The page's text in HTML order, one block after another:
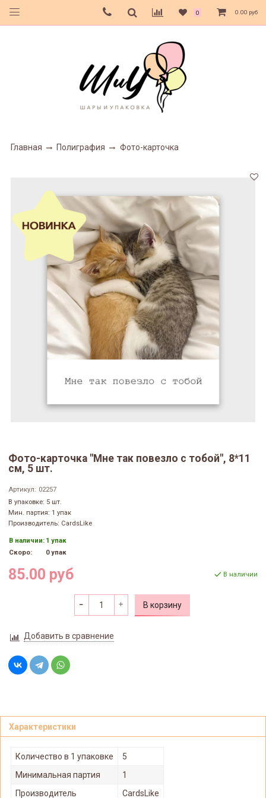
0 0.00 руб
Главная Полиграфия Фото-карточка
Фото-карточка "Мне так повезло с тобой", 8*11
см, 5 шт.
Артикул: 02257
В упаковке: 5 шт.
Мин. партия: 1 упак
Производитель: CardsLike
В наличии: 1 упак
Скоро:
0 упак
85.00 руб В наличии
В корзину
Добавить в сравнение
Характеристики
Количество в 1 упаковке
5
Минимальная партия
1
Производитель
CardsLike